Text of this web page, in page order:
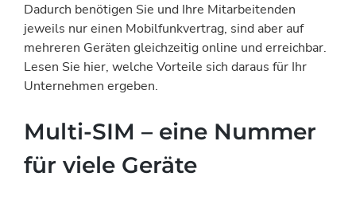
Dadurch benötigen Sie und Ihre Mitarbeitenden
jeweils nur einen Mobilfunkvertrag, sind aber auf
mehreren Geräten gleichzeitig online und erreichbar.
Lesen Sie hier, welche Vorteile sich daraus für Ihr
Unternehmen ergeben.
Multi-SIM – eine Nummer
für viele Geräte